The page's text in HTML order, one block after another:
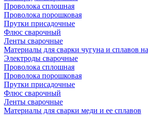
Проволока сплошная
Проволока порошковая
Прутки присадочные
Флюс сварочный
Ленты сварочные
Материалы для сварки чугуна и сплавов
Электроды сварочные
Проволока сплошная
Проволока порошковая
Прутки присадочные
Флюс сварочный
Ленты сварочные
Материалы для сварки меди и ее сплавов